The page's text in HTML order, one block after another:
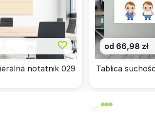
notatnik 029
od 66,98 zł
Tablica